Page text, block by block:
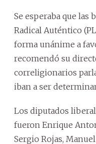
Se esperaba que las
Radical Auténtico
forma unánime a
recomendó su
correligionarios
iban a ser
Los diputados
fueron Enrique
Sergio Rojas,